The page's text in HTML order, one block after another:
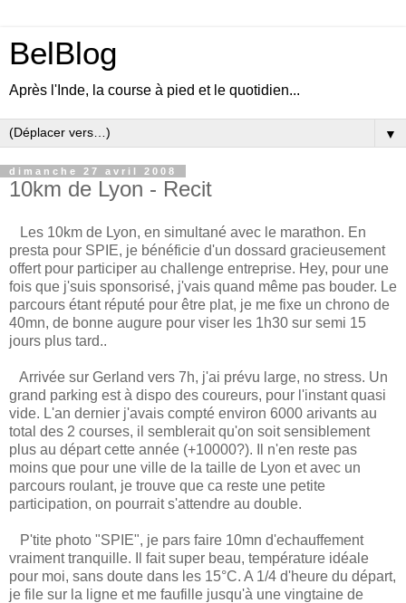
BelBlog
Après l'Inde, la course à pied et le quotidien...
▼
dimanche 27 avril 2008
10km de Lyon - Recit
Les 10km de Lyon, en simultané avec le marathon. En
presta pour SPIE, je bénéficie d'un dossard gracieusement
offert pour participer au challenge entreprise. Hey, pour une
fois que j'suis sponsorisé, j'vais quand même pas bouder. Le
parcours étant réputé pour être plat, je me fixe un chrono de
40mn, de bonne augure pour viser les 1h30 sur semi 15
jours plus tard..
Arrivée sur Gerland vers 7h, j'ai prévu large, no stress. Un
grand parking est à dispo des coureurs, pour l'instant quasi
vide. L'an dernier j'avais compté environ 6000 arivants au
total des 2 courses, il semblerait qu'on soit sensiblement
plus au départ cette année (+10000?). Il n'en reste pas
moins que pour une ville de la taille de Lyon et avec un
parcours roulant, je trouve que ca reste une petite
participation, on pourrait s'attendre au double.
P'tite photo "SPIE", je pars faire 10mn d'echauffement
vraiment tranquille. Il fait super beau, température idéale
pour moi, sans doute dans les 15°C. A 1/4 d'heure du départ,
je file sur la ligne et me faufille jusqu'à une vingtaine de